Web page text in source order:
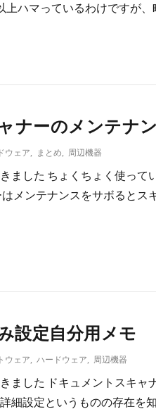
上ハマっているわけですが
ナーのメンテナ
ウェア まとめ 周辺機器
ました ちょくちょく使って
メンテナンスをサボるとス
設定自分用メモ
ウェア ハードウェア 周辺機器
ました ドキュメントスキャ
細設定というものの存在を